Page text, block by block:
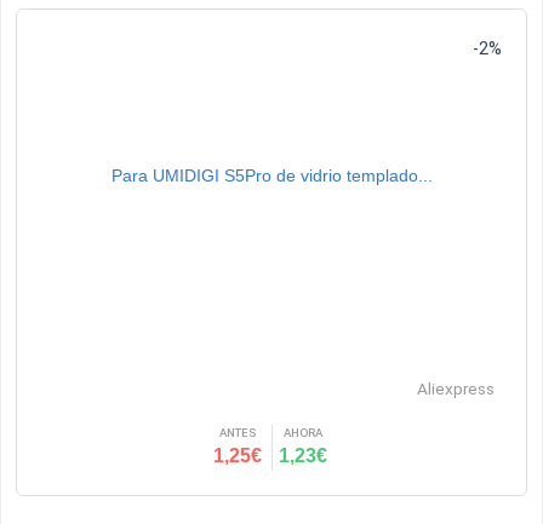
Para UMIDIGI S5Pro de vidrio templado...
Aliexpress
ANTES
1,25€
AHORA
1,23€
-2%